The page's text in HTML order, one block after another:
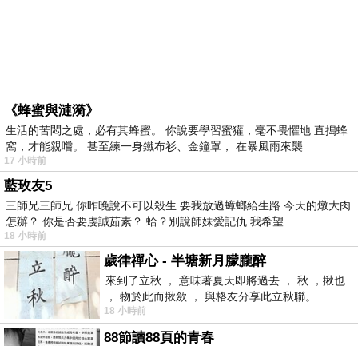
《蜂蜜與漣漪》
生活的苦悶之處，必有其蜂蜜。 你說要學習蜜獾，毫不畏懼地 直搗蜂
窩，才能親嚐。 甚至練一身鐵布衫、金鐘罩， 在暴風雨來襲
17 小時前
藍玫友5
三師兄三師兄 你昨晚說不可以殺生 要我放過蟑螂給生路 今天的燉大肉
怎辦？ 你是否要虔誠茹素？ 蛤？別說師妹愛記仇 我希望
18 小時前
歲律禪心 - 半塘新月朦朧醉
來到了立秋 ， 意味著夏天即將過去 ， 秋 ，揪也
， 物於此而揪歛 ， 與格友分享此立秋聯。
18 小時前
88節讀88頁的青春